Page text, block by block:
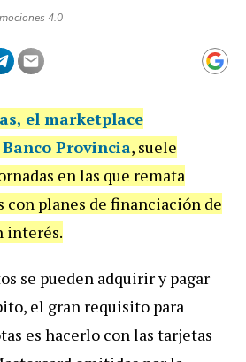
4.0
, el marketplace
Provincia, suele
en las que remata
con planes de financiación de
interés.
se pueden adquirir y pagar
el gran requisito para
es hacerlo con las tarjetas